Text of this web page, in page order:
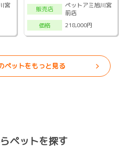
宮
販売店
ペットアミ旭川宮
前店
価格
218,000円
ペットをもっと見る
ペットを探す